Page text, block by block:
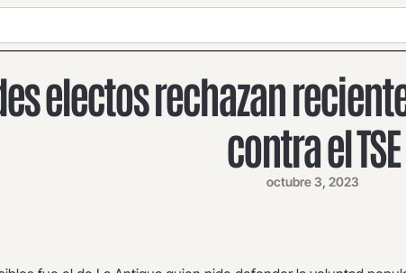
electos rechazan
contra el TSE
octubre 3, 2023